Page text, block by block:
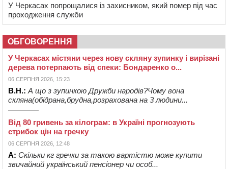
У Черкасах попрощалися із захисником, який помер під час
проходження служби
ОБГОВОРЕННЯ
У Черкасах містяни через нову скляну зупинку і вирізані
дерева потерпають від спеки: Бондаренко о...
06 СЕРПНЯ 2026, 15:23
В.Н.: А що з зупинкою Дружби народів?Чому вона
скляна(обідрана,брудна,розрахована на 3 людини...
Від 80 гривень за кілограм: в Україні прогнозують
стрибок цін на гречку
06 СЕРПНЯ 2026, 12:48
А: Скільки кг гречки за такою вартістю може купити
звичайний український пенсіонер чи особ...